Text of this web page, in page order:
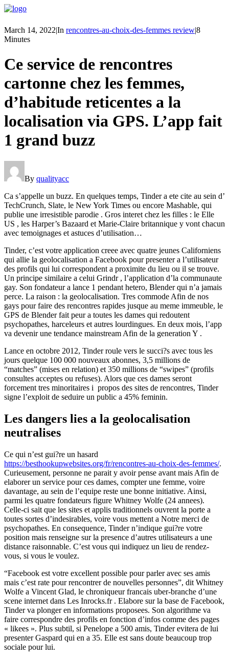
March 14, 2022|In rencontres-au-choix-des-femmes review|8
Minutes
Ce service de rencontres
cartonne chez les femmes,
d’habitude reticentes a la
localisation via GPS. L’app fait
1 grand buzz
By qualityacc
Ca s’appelle un buzz. En quelques temps, Tinder a ete cite au sein d’
TechCrunch, Slate, le New York Times ou encore Mashable, qui
publie une irresistible parodie . Gros interet chez les filles : le Elle
US , les Harper’s Bazaard et Marie-Claire britannique y vont chacun
avec temoignages et astuces d’utilisation…
Tinder, c’est votre application creee avec quatre jeunes Californiens
qui allie la geolocalisation a Facebook pour presenter a l’utilisateur
des profils qui lui correspondent a proximite du lieu ou il se trouve.
Un principe similaire a celui Grindr , l’application d’la communaute
gay. Son fondateur a lance 1 pendant hetero, Blender qui n’a jamais
perce. La raison : la geolocalisation. Tres commode Afin de nos
gays pour faire des rencontres rapides jusque au meme immeuble, le
GPS de Blender fait peur a toutes les dames qui redoutent
psychopathes, harceleurs et autres lourdingues. En deux mois, l’app
va devenir une tendance mainstream Afin de la generation Y .
Lance en octobre 2012, Tinder roule vers le succi?s avec tous les
jours quelque 100 000 nouveaux abonnes, 3,5 millions de
“matches” (mises en relation) et 350 millions de “swipes” (profils
consultes acceptes ou refuses). Alors que ces dames seront
forcement tres minoritaires i propos des sites de rencontres, Tinder
signe l’exploit de seduire un public a 45% feminin.
Les dangers lies a la geolocalisation
neutralises
Ce qui n’est gui?re un hasard
https://besthookupwebsites.org/fr/rencontres-au-choix-des-femmes/.
Curieusement, personne ne parait y avoir pense avant mais Afin de
elaborer un service pour ces dames, compter une femme, voire
davantage, au sein de l’equipe reste une bonne initiative. Ainsi,
parmi les quatre fondateurs figure Whitney Wolfe (24 annees).
Celle-ci sait que les sites et applis traditionnels ouvrent la porte a
toutes sortes d’indesirables, voire vous mettent a Notre merci de
psychopathes. En consequence, Tinder n’indique gui?re votre
position mais renseigne sur la presence d’autres utilisateurs a une
distance raisonnable. C’est vous qui indiquez un lieu de rendez-
vous, si vous le voulez.
“Facebook est votre excellent possible pour parler avec ses amis
mais c’est rate pour rencontrer de nouvelles personnes”, dit Whitney
Wolfe a Vincent Glad, le chroniqueur francais uber-branche d’une
scene internet dans Les Inrocks.fr . Elabore sur la base de Facebook,
Tinder va plonger en informations proposees. Son algorithme va
faire correspondre des profils en fonction d’infos comme des pages
« likees ». Plus subtil, si Penelope a 500 amis, Tinder evitera de lui
presenter Gaspard qui en a 35. Elle est sans doute beaucoup trop
sociale pour lui.